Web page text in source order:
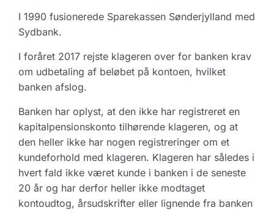
I 1990 fusionerede Sparekassen Sønderjylland med
Sydbank.
I foråret 2017 rejste klageren over for banken krav
om udbetaling af beløbet på kontoen, hvilket
banken afslog.
Banken har oplyst, at den ikke har registreret en
kapitalpensionskonto tilhørende klageren, og at
den heller ikke har nogen registreringer om et
kundeforhold med klageren. Klageren har således i
hvert fald ikke været kunde i banken i de seneste
20 år og har derfor heller ikke modtaget
kontoudtog, årsudskrifter eller lignende fra banken